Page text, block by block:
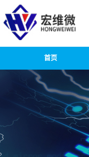
首页